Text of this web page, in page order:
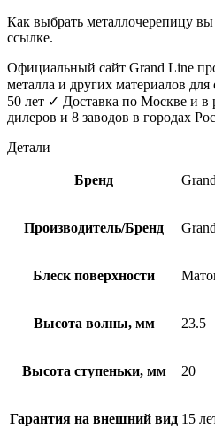
Как выбрать металлочерепицу
ссылке.
Официальный сайт Grand Line
металла и других материалов
50 лет ✓ Доставка по Москве и в
дилеров и 8 заводов в городах
Детали
Бренд
Производитель/Бренд
Блеск поверхности
Высота волны, мм 23.5
Высота ступеньки, мм 20
Гарантия на внешний вид 15